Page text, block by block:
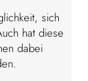
sich
hat diese
dabei